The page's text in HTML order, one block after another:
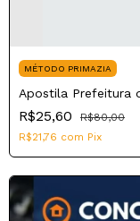
MÉTODO PRIMAZIA
Apostila Prefeitura
R$25,60
R$80,00
R$21,76 com Pix